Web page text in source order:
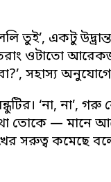
তুই’, একটু
ওটাতো
সহাস্য
‘না, না’,
তোকে —
সরুত্ব কমেছে